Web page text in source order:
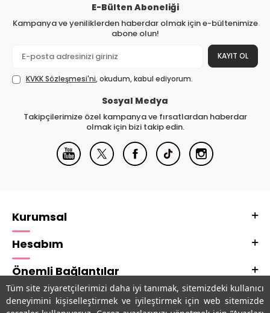
Tüm site ziyaretçilerimizi daha iyi tanımak, sitemizdeki kullanıcı
deneyimini kişiselleştirmek ve iyileştirmek için web sitemizde
E-Bülten Aboneliği
Kampanya ve yeniliklerden haberdar olmak için e-bültenimize
abone olun!
KAYIT OL
KVKK Sözleşmesi'ni, okudum, kabul ediyorum.
Sosyal Medya
Takipçilerimize özel kampanya ve fırsatlardan haberdar
olmak için bizi takip edin.
Kurumsal
Hesabım
Önemli Bağlantılar
Adres & İletişim